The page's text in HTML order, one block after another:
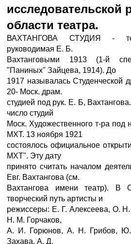
исследовательской
области театра.
ВАХТАНГОВА СТУДИЯ -
руководимая Е. Б.
Вахтанговыми 1913 (1-й
"Паниных" Зайцева, 1914). До
1917 называлась Студенческой
20- Моск. драм.
студией под рук. Е. Б,
число студий
Моск. Художественного т-ра под
МХТ. 13 ноября 1921
состоялось официальное
МХТ". Эту дату
принято считать началом
Евг. Вахтангова (см.
Вахтангова имени театр). В
творческий путь артисты и
режиссеры: Е. Г. Алексеева, О.
Н. М. Горчаков,
А. И. Горюнов, А. Н. Грибов,
Захава, А. Д.